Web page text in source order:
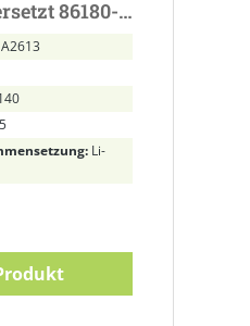
86180-
2021,
Li-
140mAh mit
A2613
Li-